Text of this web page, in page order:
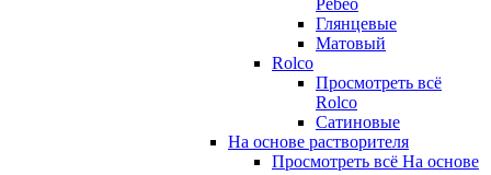
Pebeo
Глянцевые
Матовый
Rolco
Просмотреть всё
Rolco
Сатиновые
На основе растворителя
Просмотреть всё На основе